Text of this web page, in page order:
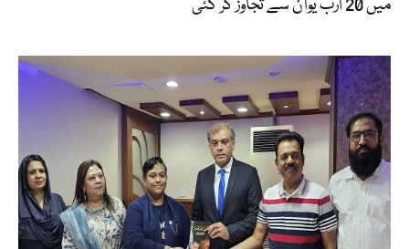
میں 20 ارب یوآن سے تجاوز کر گئی